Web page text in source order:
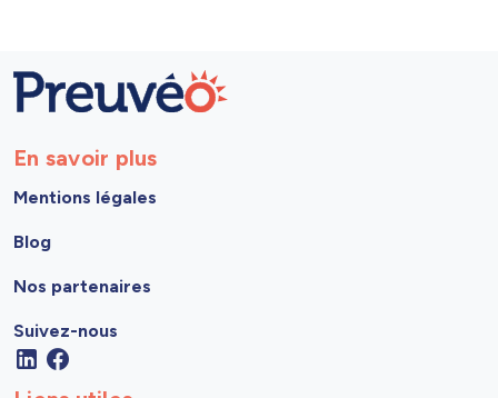
En savoir plus
Mentions légales
Blog
Nos partenaires
Suivez-nous